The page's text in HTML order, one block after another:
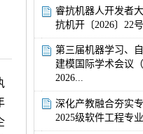
睿抗机器人开发者
抗机开〔2026〕22号
第三届机器学习、
建模国际学术会议
2026...
深化产教融合夯实
2025级软件工程专